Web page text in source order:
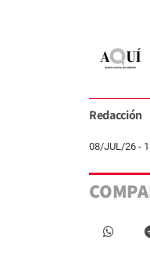
Redacción
08/JUL/26 -